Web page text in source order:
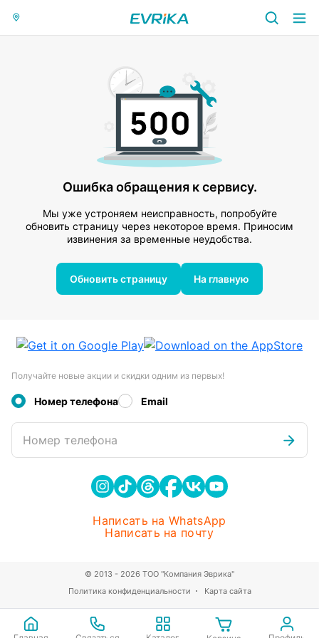
Ошибка обращения к сервису.
Мы уже устроняем неисправность, попробуйте
обновить страницу через некоторое время. Приносим
извинения за временные неудобства.
Обновить страницу На главную
Получайте новые акции и скидки одним из первых!
Номер телефона Email
Номер телефона
Написать на WhatsApp
Написать на почту
Политика конфиденциальности Карта сайта
© 2013 - 2026 ТОО "Компания Эврика"